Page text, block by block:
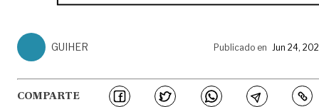
GUIHER Publicado en Jun 24,
COMPARTE